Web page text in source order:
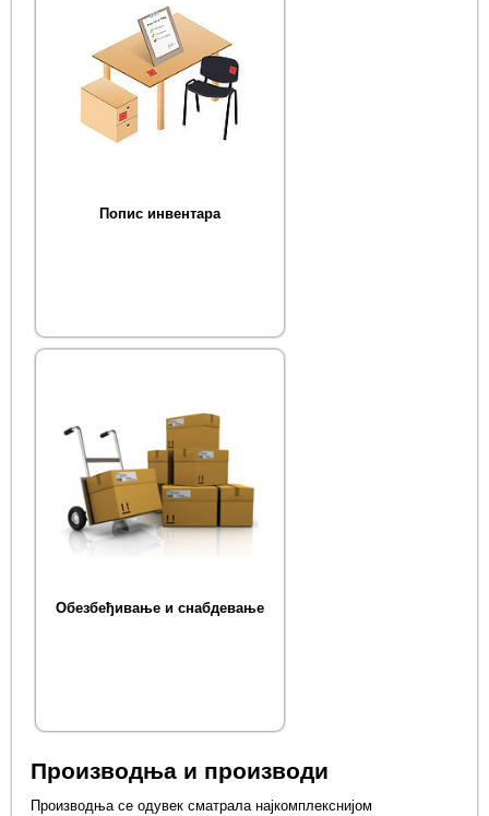
Попис инвентара
Обезбеђивање и снабдевање
Производња и производи
Производња се одувек сматрала најкомплекснијом